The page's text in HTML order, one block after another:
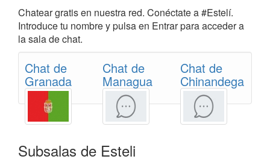
Chatear gratis en nuestra red. Conéctate a #Estelí.
Introduce tu nombre y pulsa en Entrar para acceder a
la sala de chat.
Chat de
Granada
Chat de
Managua
Chat de
Chinandega
Subsalas de Esteli